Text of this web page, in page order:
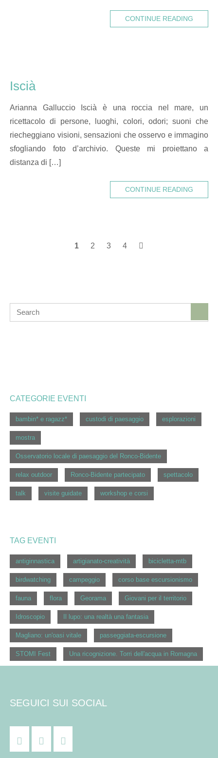
CONTINUE READING
Iscià
Arianna Galluccio Iscià è una roccia nel mare, un
ricettacolo di persone, luoghi, colori, odori; suoni che
riecheggiano visioni, sensazioni che osservo e immagino
sfogliando foto d’archivio. Queste mi proiettano a
distanza di […]
CONTINUE READING
1 2 3 4
CATEGORIE EVENTI
bambin* e ragazz* custodi di paesaggio esplorazioni
mostra
Osservatorio locale di paesaggio del Ronco-Bidente
relax outdoor Ronco-Bidente partecipato spettacolo
talk visite guidate workshop e corsi
TAG EVENTI
antiginnastica artigianato-creatività bicicletta-mtb
birdwatching campeggio corso base escursionismo
fauna flora Georama Giovani per il territorio
Idroscopio Il lupo: una realtà una fantasia
Magliano: un'oasi vitale passeggiata-escursione
STOMI Fest Una ricognizione. Torri dell'acqua in Romagna
SEGUICI SUI SOCIAL